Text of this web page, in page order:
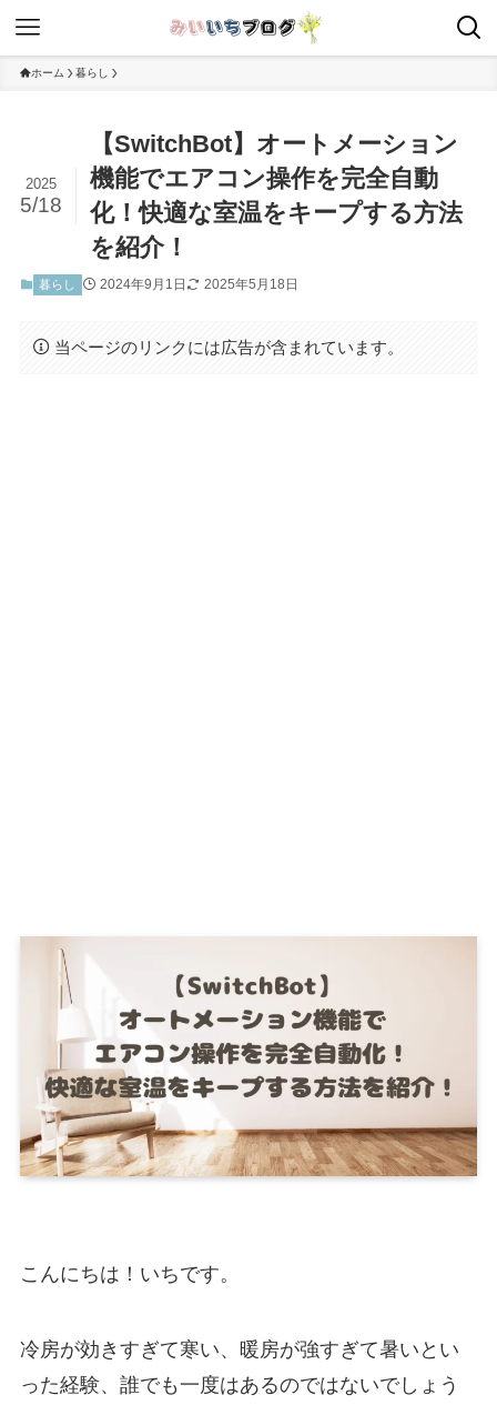
ホーム 暮らし
【SwitchBot】オートメーション
機能でエアコン操作を完全自動
化！快適な室温をキープする方法
を紹介！
2025
5/18
暮らし 2024年9月1日 2025年5月18日
当ページのリンクには広告が含まれています。
こんにちは！いちです。
冷房が効きすぎて寒い、暖房が強すぎて暑いとい
った経験、誰でも一度はあるのではないでしょう